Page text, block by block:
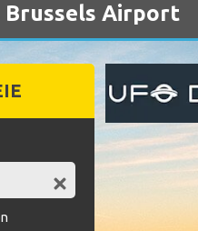
Brussels Airport